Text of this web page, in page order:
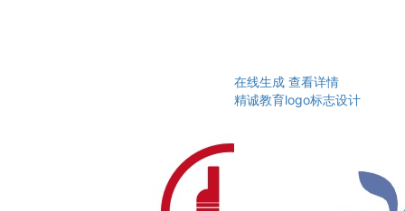
在线生成 查看详情
精诚教育logo标志设计